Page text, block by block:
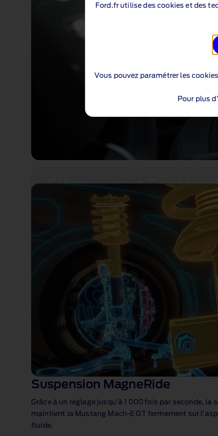
Ford.fr utilise des cookies et des
Vous pouvez paramétrer les
Pour plus
Sièges sport Ford
Grâce à ses sièges sport Ford
combine un maintien et un confort
Suspension MagneRide
Grâce à un réglage jusqu'à 1 000 fois par seconde, la
maintient la Mustang Mach‑E GT fermement sur
fluide.